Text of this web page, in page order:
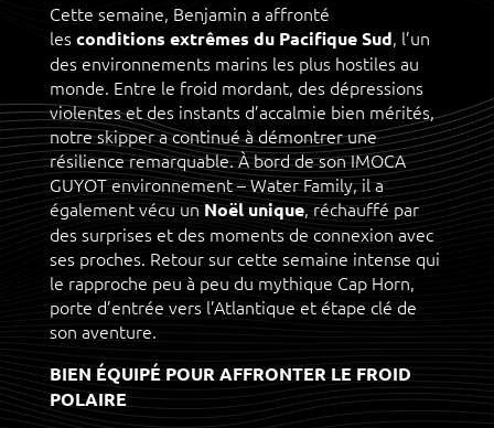
Cette semaine, Benjamin a affronté
lesconditions extrêmes du Pacifique Sud, l’un
des environnements marins les plus hostiles au
monde. Entre le froid mordant, des dépressions
violentes et des instants d’accalmie bien mérités,
notre skipper a continué à démontrer une
résilience remarquable. À bord de son IMOCA
GUYOT environnement – Water Family, il a
également vécu unNoël unique, réchauffé par
des surprises et des moments de connexion avec
ses proches. Retour sur cette semaine intense qui
le rapproche peu à peu du mythique Cap Horn,
porte d’entrée vers l’Atlantique et étape clé de
son aventure.
BIEN ÉQUIPÉ POUR AFFRONTER LE FROID
POLAIRE